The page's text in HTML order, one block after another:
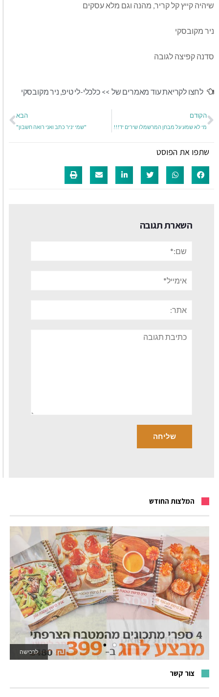
שיהיה קייץ קל קריר, מהנה וגם מלא עסקים
ניר מקובסקי
סדנה קפיצה לגובה
לחצו לקריאת עוד מאמרים של >> כלכלי-לי טיפ, ניר מקובסקי
הקודם
מי לא שמע על מבחן המרשמלו שירים יד!!!
הבא
"שמי יניר כתב ואני רואה חשבון"
שתפו את הפוסט
השארת תגובה
תגובה
המלצות החודש
לאתר המשחקים
צור קשר